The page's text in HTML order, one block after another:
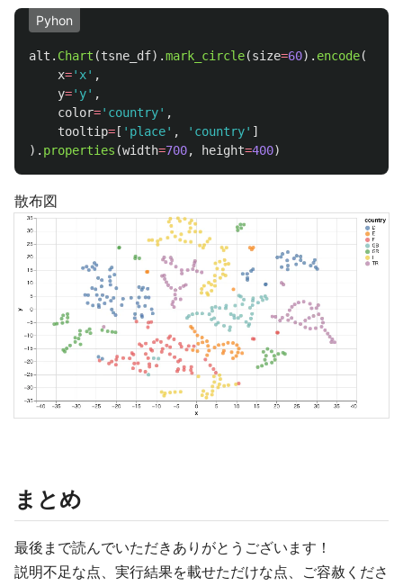
Pyhon
alt . Chart (tsne_df).mark_circle(size=60). encode(
x=' x' ,
y=' y' ,
color=' country' ,
tooltip= [ ' place' , ' country' ]
). properties (width=700, height=400)
散布図
まとめ
最後まで読んでいただきありがとうございます！
説明不足な点、実行結果を載せただけな点、ご容赦くださ